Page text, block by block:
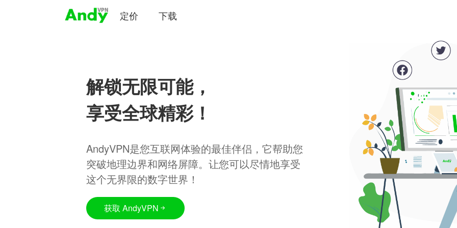
定价 下载
解锁无限可能，
享受全球精彩！
AndyVPN是您互联网体验的最佳伴侣，它帮助您
突破地理边界和网络屏障。让您可以尽情地享受
这个无界限的数字世界！
获取 AndyVPN